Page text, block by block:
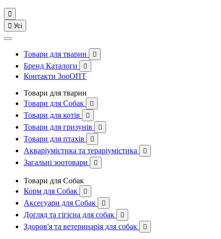

 Усі
Товари для тварин 
Бренд Каталоги 
Контакти ЗооОПТ
Товари для тварин
Товари для Собак

Товари для котів 
Товари для гризунів 
Товари для птахів 
Акваріумістика та тераріумістика 
Загальні зоотовари 
Товари для Собак
Корм для Собак

Аксесуари для Собак 
Догляд та гігієна для собак 
Здоров'я та ветеринарія для собак 